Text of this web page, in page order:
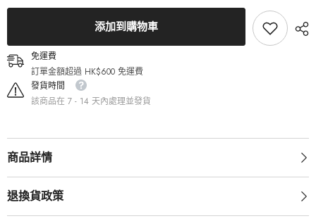
拋
眼
鏡
片）
的
拋
眼
（2
片）
的
添加到購物車
免運費
訂單金額超過 HK$600 免運費
發貨時間
該商品在 7 - 14 天內處理並發貨
商品詳情
退換貨政策